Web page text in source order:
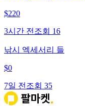
$220
3시간 전 조회 16
낚시 엑세서리 들
$0
7일 전 조회 35